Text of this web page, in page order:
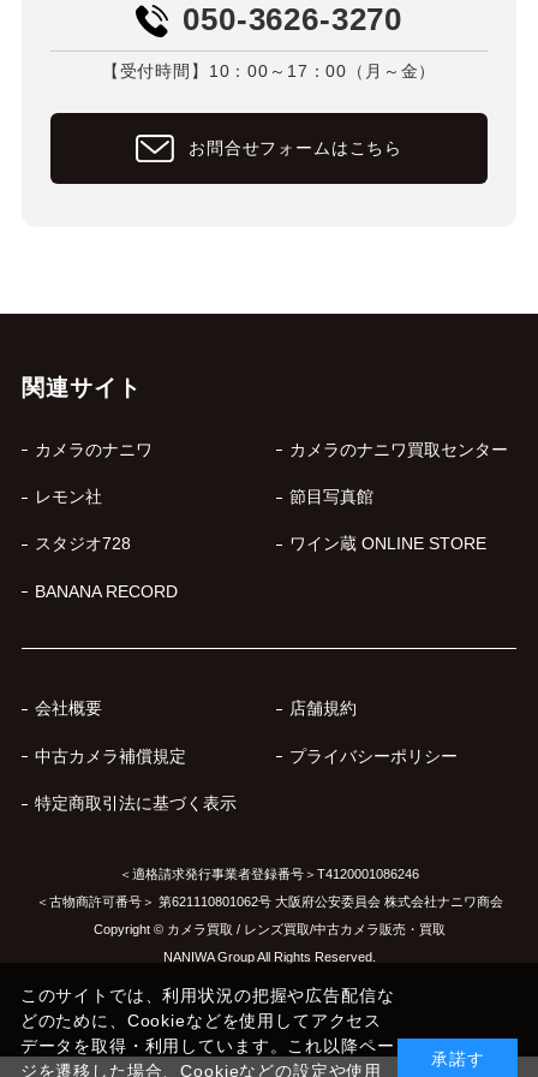
050-3626-3270
【受付時間】10：00～17：00（月～金）
お問合せフォームはこちら
関連サイト
カメラのナニワ カメラのナニワ買取センター
レモン社 節目写真館
スタジオ728 ワイン蔵 ONLINE STORE
BANANA RECORD
会社概要 店舗規約
中古カメラ補償規定 プライバシーポリシー
特定商取引法に基づく表示
＜適格請求発行事業者登録番号＞T4120001086246
＜古物商許可番号＞ 第621110801062号 大阪府公安委員会 株式会社ナニワ商会
Copyright © カメラ買取 / レンズ買取/中古カメラ販売・買取
NANIWA Group All Rights Reserved.
このサイトでは、利用状況の把握や広告配信な
どのために、Cookieなどを使用してアクセス
データを取得・利用しています。これ以降ペー
ジを遷移した場合、Cookieなどの設定や使用
承諾す